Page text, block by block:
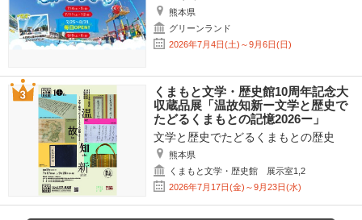
熊本県
グリーンランド
2026年7月4日(土)～9月6日(日)
くまもと文学・歴史館10周年記念大
収蔵品展「温故知新ー文学と歴史で
たどるくまもとの記憶2026ー」
文学と歴史でたどるくまもとの歴史
熊本県
くまもと文学・歴史館 展示室1,2
2026年7月17日(金)～9月23日(水)